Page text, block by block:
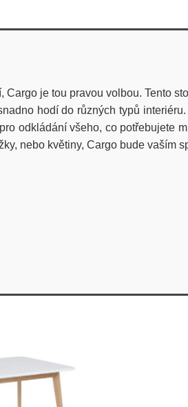
je tou pravou volbou. Tento
hodí do různých typů
odkládání všeho, co potřebujete
nebo květiny, Cargo bude vaším